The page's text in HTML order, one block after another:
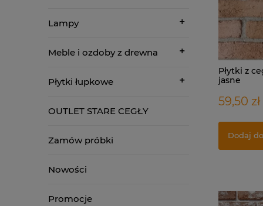
Lampy
Meble i ozdoby z drewna
Płytki łupkowe
OUTLET STARE CEGŁY
Zamów próbki
Nowości
Promocje
Płytki z
jasne
59,50 zł
Dodaj